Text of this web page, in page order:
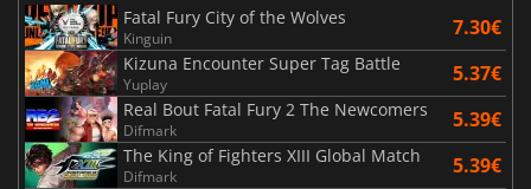
Fatal Fury City of the Wolves
Kinguin 7.30€
Kizuna Encounter Super Tag Battle
Yuplay 5.37€
Real Bout Fatal Fury 2 The Newcomers
Difmark 5.39€
The King of Fighters XIII Global Match
Difmark 5.39€